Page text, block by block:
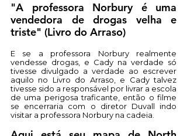
"A professora Norbury é uma
vendedora de drogas velha e
triste" (Livro do Arraso)
E se a professora Norbury realmente
vendesse drogas, e Cady na verdade só
tivesse divulgado a verdade ao escrever
aquilo no Livro do Arraso, e Cady talvez
tivesse sido a responsável por livrar a escola
de uma perigosa traficante, então o filme
se encerraria com o diretor Duvall indo
visitar a professora Norbury na cadeia.